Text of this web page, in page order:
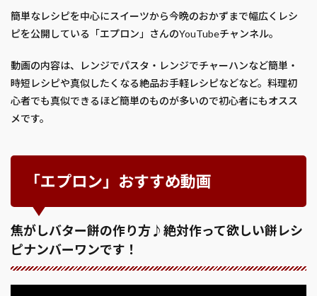
簡単なレシピを中心にスイーツから今晩のおかずまで幅広くレシ
ピを公開している「エプロン」さんのYouTubeチャンネル。
動画の内容は、レンジでパスタ・レンジでチャーハンなど簡単・
時短レシピや真似したくなる絶品お手軽レシピなどなど。料理初
心者でも真似できるほど簡単のものが多いので初心者にもオスス
メです。
「エプロン」おすすめ動画
焦がしバター餅の作り方♪絶対作って欲しい餅レシ
ピナンバーワンです！